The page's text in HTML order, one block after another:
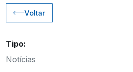
Voltar
Tipo:
Notícias